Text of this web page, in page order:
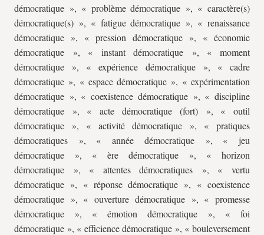
démocratique », « problème démocratique », « caractère(s)
démocratique(s) », « fatigue démocratique », « renaissance
démocratique », « pression démocratique », « économie
démocratique », « instant démocratique », « moment
démocratique », « expérience démocratique », « cadre
démocratique », « espace démocratique », « expérimentation
démocratique », « coexistence démocratique », « discipline
démocratique », « acte démocratique (fort) », « outil
démocratique », « activité démocratique », « pratiques
démocratiques », « année démocratique », « jeu
démocratique », « ère démocratique », « horizon
démocratique », « attentes démocratiques », « vertu
démocratique », « réponse démocratique », « coexistence
démocratique », « ouverture démocratique », « promesse
démocratique », « émotion démocratique », « foi
démocratique », « efficience démocratique », « bouleversement